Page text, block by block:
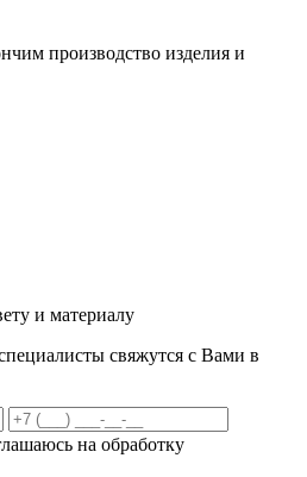
производство изделия и
и материалу
свяжутся с Вами в
на обработку